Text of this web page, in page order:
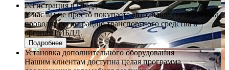
Регистрация в гибдд
У нас вы не просто покупаете авто, наши специалисты
проводят регистрацию транспортного средства в
органах ГИБДД.
Подробнее
Установка дополнительного оборудования
Нашим клиентам доступна целая программа